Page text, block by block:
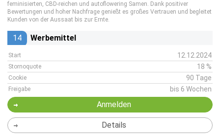
feminisierten, CBD-reichen und autoflowering Samen. Dank positiver
Bewertungen und hoher Nachfrage genießt es großes Vertrauen und begleitet
Kunden von der Aussaat bis zur Ernte.
14 Werbemittel
Start 12.12.2024
Stornoquote 18 %
Cookie 90 Tage
Freigabe bis 6 Wochen
Anmelden
Details